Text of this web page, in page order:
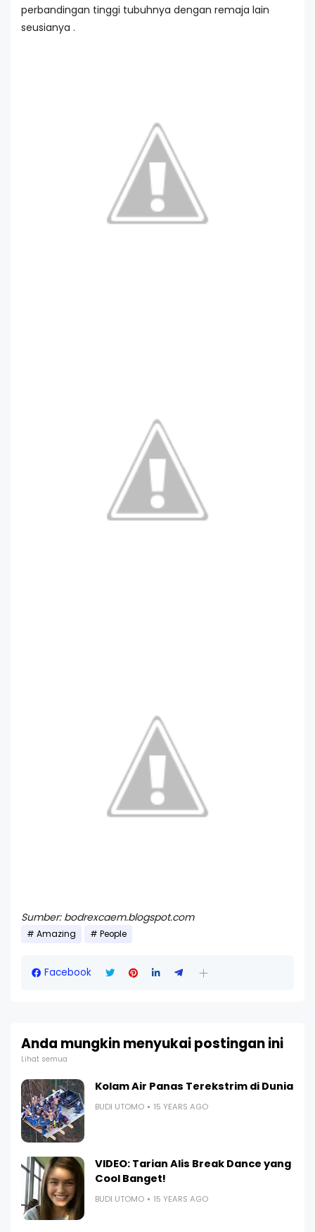
perbandingan tinggi tubuhnya dengan remaja lain
seusianya .
Sumber: bodrexcaem.blogspot.com
Amazing People
Facebook
Anda mungkin menyukai postingan ini
Lihat semua
Kolam Air Panas Terekstrim di Dunia
BUDI UTOMO 15 YEARS AGO
VIDEO: Tarian Alis Break Dance yang
Cool Banget!
BUDI UTOMO 15 YEARS AGO